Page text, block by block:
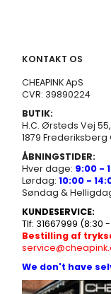
KONTAKT OS
CHEAPINK ApS
CVR: 39890224
BUTIK:
H.C. Ørsteds Vej 55,
1879 Frederiksberg
ÅBNINGSTIDER:
Hver dage: 9:00 -
Lørdag: 10:00 -
Søndag &
KUNDESERVICE:
Tlf: 31667999 (8:30
Bestilling af
We don't have